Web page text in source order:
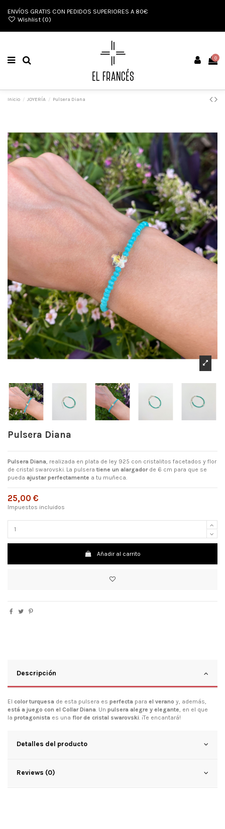
ENVÍOS GRATIS CON PEDIDOS SUPERIORES A 80€
Wishlist (0)
0
Inicio JOYERÍA Pulsera Diana
Pulsera Diana
Pulsera Diana, realizada en plata de ley 925 con cristalitos facetados y flor
de cristal swarovski. La pulsera tiene un alargadorde 6 cm para que se
pueda ajustar perfectamente a tu muñeca.
25,00 €
Impuestos incluidos
Añadir al carrito
Descripción
El color turquesa de esta pulsera es perfecta para el verano y, además,
está a juego con el Collar Diana. Un pulsera alegre y elegante, en el que
la protagonista es una flor de cristal swarovski. ¡Te encantará!
Detalles del producto
Reviews (0)